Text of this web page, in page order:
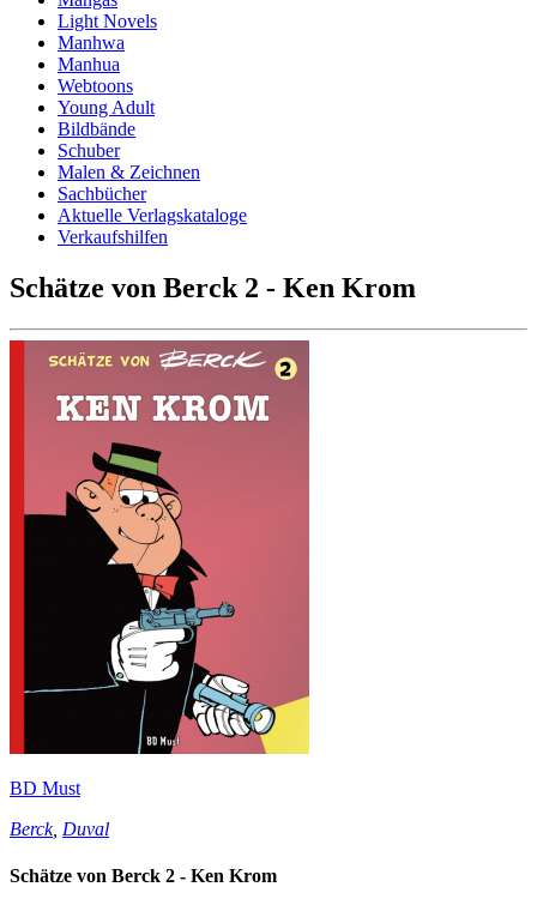
Light Novels
Manhwa
Manhua
Webtoons
Young Adult
Bildbände
Schuber
Malen & Zeichnen
Sachbücher
Aktuelle Verlagskataloge
Verkaufshilfen
Schätze von Berck 2 - Ken Krom
BD Must
Berck, Duval
Schätze von Berck 2 - Ken Krom